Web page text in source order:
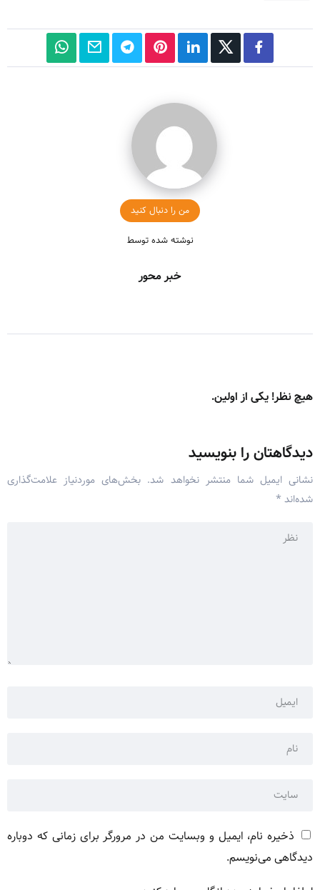
من را دنبال کنید
نوشته شده توسط
خبر محور
هیچ نظر! یکی از اولین.
دیدگاهتان را بنویسید
نشانی ایمیل شما منتشر نخواهد شد. بخش‌های موردنیاز علامت‌گذاری
شده‌اند *
ذخیره نام، ایمیل و وبسایت من در مرورگر برای زمانی که دوباره
دیدگاهی می‌نویسم.